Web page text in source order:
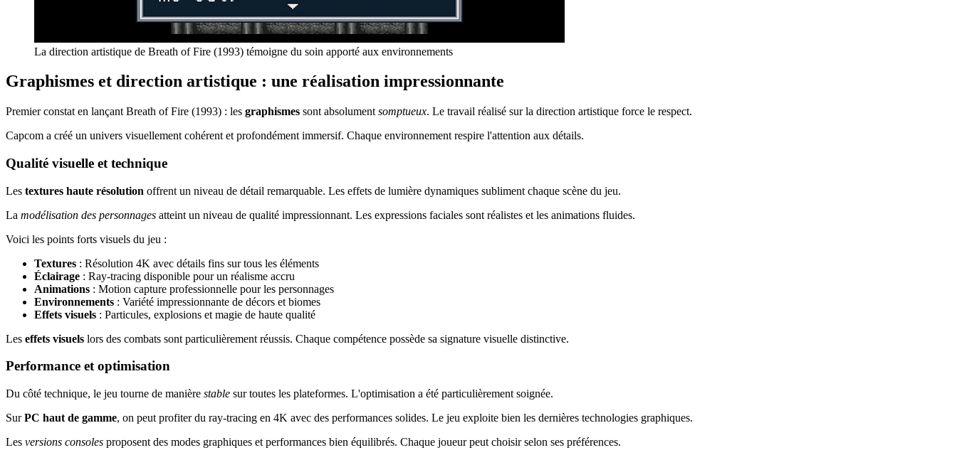
La direction artistique de Breath of Fire (1993) témoigne du soin apporté aux environnements
Graphismes et direction artistique : une réalisation impressionnante
Premier constat en lançant Breath of Fire (1993) : les graphismes sont absolument somptueux. Le travail réalisé sur la direction artistique force le respect.
Capcom a créé un univers visuellement cohérent et profondément immersif. Chaque environnement respire l'attention aux détails.
Qualité visuelle et technique
Les textures haute résolution offrent un niveau de détail remarquable. Les effets de lumière dynamiques subliment chaque scène du jeu.
La modélisation des personnages atteint un niveau de qualité impressionnant. Les expressions faciales sont réalistes et les animations fluides.
Voici les points forts visuels du jeu :
Textures : Résolution 4K avec détails fins sur tous les éléments
Éclairage : Ray-tracing disponible pour un réalisme accru
Animations : Motion capture professionnelle pour les personnages
Environnements : Variété impressionnante de décors et biomes
Effets visuels : Particules, explosions et magie de haute qualité
Les effets visuels lors des combats sont particulièrement réussis. Chaque compétence possède sa signature visuelle distinctive.
Performance et optimisation
Du côté technique, le jeu tourne de manière stable sur toutes les plateformes. L'optimisation a été particulièrement soignée.
SurPC haut de gamme, on peut profiter du ray-tracing en 4K avec des performances solides. Le jeu exploite bien les dernières technologies graphiques.
Les versions consoles proposent des modes graphiques et performances bien équilibrés. Chaque joueur peut choisir selon ses préférences.